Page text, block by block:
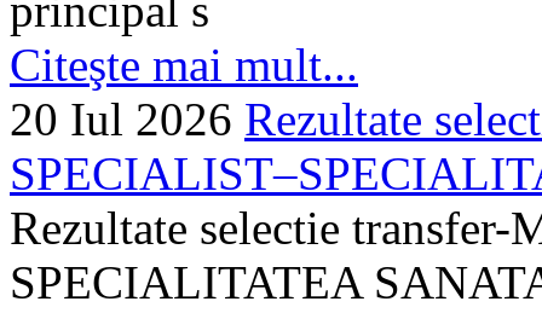
Citeşte mai mult...
20 Iul 2026 Rezultate
Rezultate selectie
SPECIALITATEA